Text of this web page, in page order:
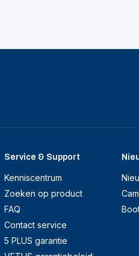
Service & Support
Kenniscentrum
Zoeken op product
FAQ
Contact service
5 PLUS garantie